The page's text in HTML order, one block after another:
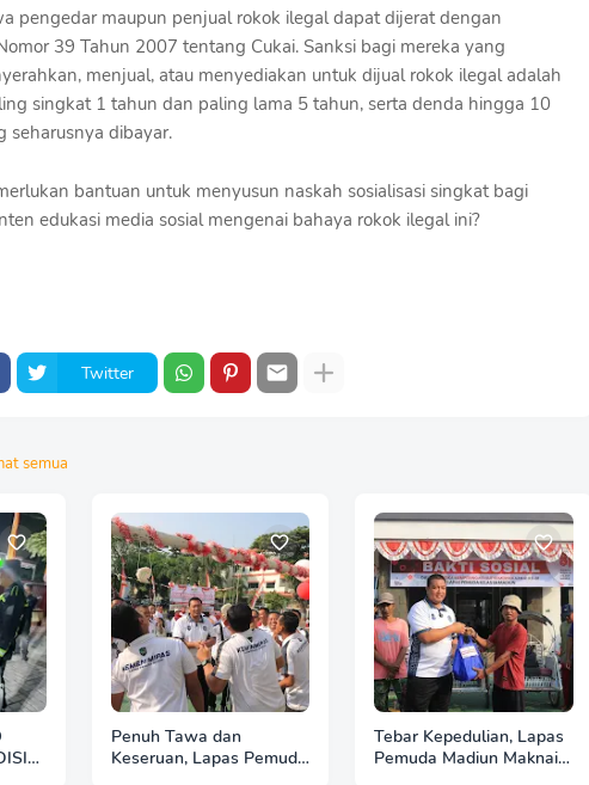
pengedar maupun penjual rokok ilegal dapat dijerat dengan
39 Tahun 2007 tentang Cukai. Sanksi bagi mereka yang
menjual, atau menyediakan untuk dijual rokok ilegal adalah
singkat 1 tahun dan paling lama 5 tahun, serta denda hingga 10
seharusnya dibayar.
bantuan untuk menyusun naskah sosialisasi singkat bagi
edukasi media sosial mengenai bahaya rokok ilegal ini?
Twitter
semua
Penuh Tawa dan
Keseruan, Lapas Pemuda
Tebar Kepedulian, Lapas
Pemuda Madiun Maknai